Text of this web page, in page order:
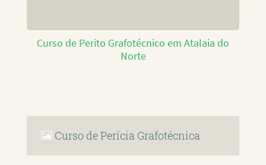
Curso de Perito Grafotécnico em Atalaia do
Norte
Curso de Perícia Grafotécnica